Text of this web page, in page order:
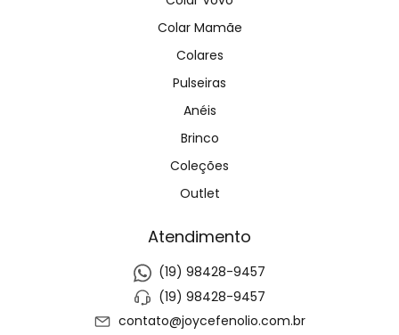
Colar Mamãe
Colares
Pulseiras
Anéis
Brinco
Coleções
Outlet
Atendimento
(19) 98428-9457
(19) 98428-9457
contato@joycefenolio.com.br